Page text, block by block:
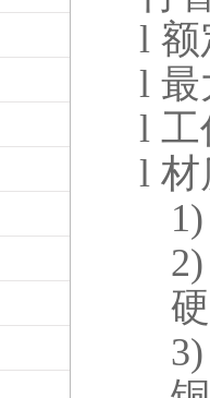
l 额
l 最
l 工
l 材
1)
2)
3)